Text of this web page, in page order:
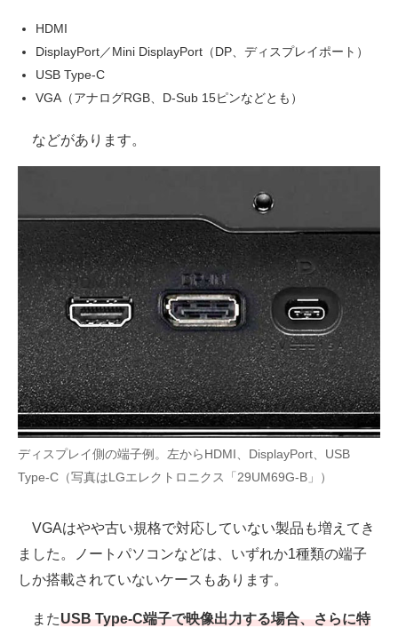
HDMI
DisplayPort／Mini DisplayPort（DP、ディスプレイポート）
USB Type-C
VGA（アナログRGB、D-Sub 15ピンなどとも）
などがあります。
ディスプレイ側の端子例。左からHDMI、DisplayPort、USB
Type-C（写真はLGエレクトロニクス「29UM69G-B」）
VGAはやや古い規格で対応していない製品も増えてき
ました。ノートパソコンなどは、いずれか1種類の端子
しか搭載されていないケースもあります。
またUSB Type-C端子で映像出力する場合、さらに特